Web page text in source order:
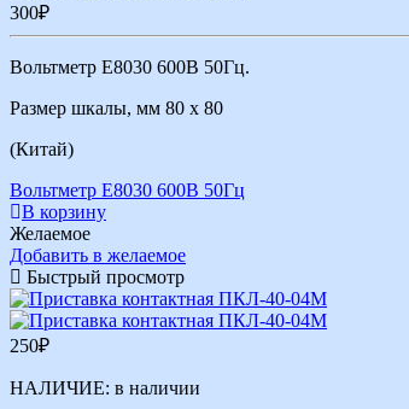
300₽
Вольтметр Е8030 600В 50Гц.
Размер шкалы, мм 80 х 80
(Китай)
Вольтметр Е8030 600В 50Гц
В корзину
Желаемое
Добавить в желаемое
Быстрый просмотр
250₽
НАЛИЧИЕ: в наличии